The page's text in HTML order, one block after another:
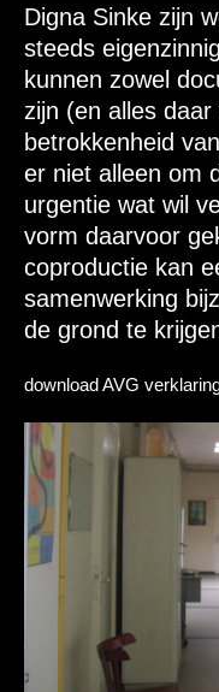
Digna Sinke zijn
steeds
kunnen zowel
zijn (en alles
betrokkenheid
er niet alleen om
urgentie wat wil
vorm daarvoor
coproductie kan
samenwerking
de grond te
download AVG